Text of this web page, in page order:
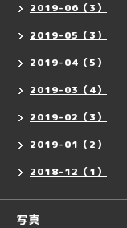
2019-06（3）
2019-05（3）
2019-04（5）
2019-03（4）
2019-02（3）
2019-01（2）
2018-12（1）
写真